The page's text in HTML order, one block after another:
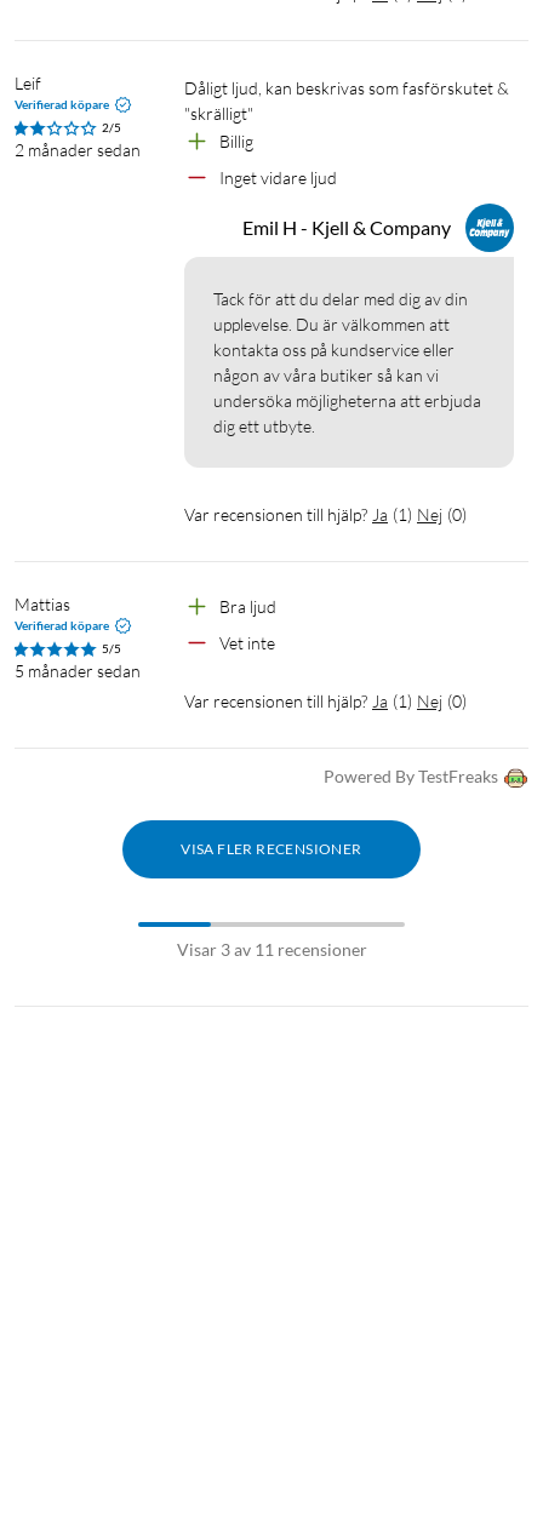
Laddtid: upp till 2 h
Batteritid: upp till 5 h
Trådlös överföringsteknik: RF 2,4 GHz
Räckvidd: upp till 10 meter
Frekvensområde: 20 Hz – 20 kHz
Mikrofon med inbyggd sändare
USB-A- till USB-C-laddkabel
Leif
Verifierad köpare
2/5
2 månader sedan
Dåligt ljud, kan beskrivas som fasförskutet &
"skrälligt"
Billig
Inget vidare ljud
Emil H - Kjell & Company
Tack för att du delar med dig av din
upplevelse. Du är välkommen att
kontakta oss på kundservice eller
någon av våra butiker så kan vi
undersöka möjligheterna att erbjuda
dig ett utbyte.
Var recensionen till hjälp? Ja (1) Nej (0)
Mattias
Verifierad köpare
5/5
5 månader sedan
Bra ljud
Vet inte
Var recensionen till hjälp? Ja (1) Nej (0)
Powered By TestFreaks
VISA FLER RECENSIONER
Visar 3 av 11 recensioner